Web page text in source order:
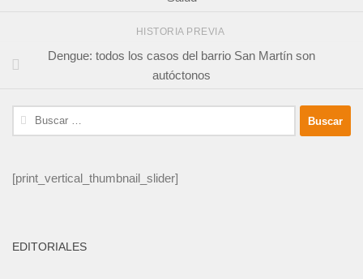
HISTORIA PREVIA
Dengue: todos los casos del barrio San Martín son
autóctonos
Buscar:
[print_vertical_thumbnail_slider]
EDITORIALES